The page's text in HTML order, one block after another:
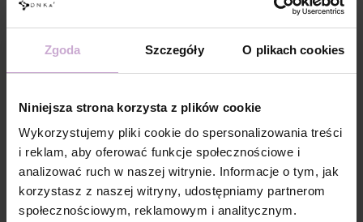
Zgoda Szczegóły O plikach cookies
Niniejsza strona korzysta z plików cookie
Wykorzystujemy pliki cookie do spersonalizowania treści
i reklam, aby oferować funkcje społecznościowe i
analizować ruch w naszej witrynie. Informacje o tym, jak
korzystasz z naszej witryny, udostępniamy partnerom
społecznościowym, reklamowym i analitycznym.
nowoczesny – dopasowany indywidualnie do potrzeb klientki.
5. Brak zabezpieczenia stylizacji topem
wpłynąć na trwałość stylizacji. Top hybrydowy to warstwa ochronna,
która zabezpiecza kolor przed ścieraniem, żółknięciem i odpryskami, a
także decyduje o końcowym efekcie wizualnym – czy stylizacja będzie
błyszcząca, matowa, czy z dodatkiem efektu.
W ofercie DNKa’ znajdziesz szeroki wybór topów dopasowanych do